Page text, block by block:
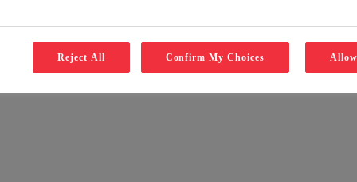
Reject All Confirm My Choices